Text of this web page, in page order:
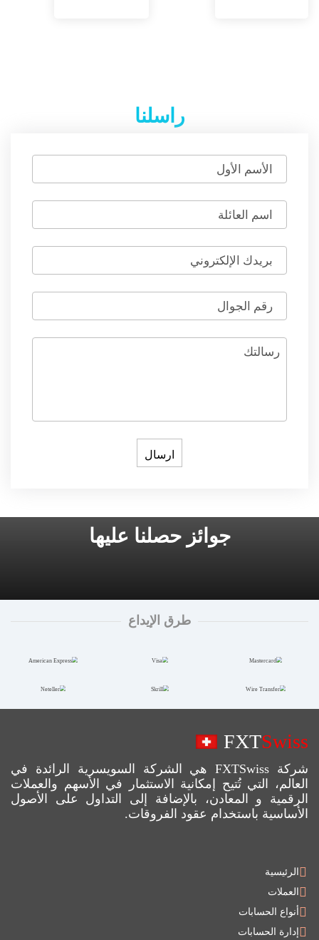
راسلنا
الأسم الأول
اسم العائلة
بريدك الإلكتروني
رقم الجوال
رسالتك
جوائز حصلنا عليها
طرق الإيداع
FXTSwiss
شركة FXTSwiss هي الشركة السويسرية الرائدة في
العالم، التي تُتيح إمكانية الاستثمار في الأسهم والعملات
الرقمية و المعادن، بالإضافة إلى التداول على الأصول
الأساسية باستخدام عقود الفروقات.
الرئيسية
العملات
أنواع الحسابات
إدارة الحسابات